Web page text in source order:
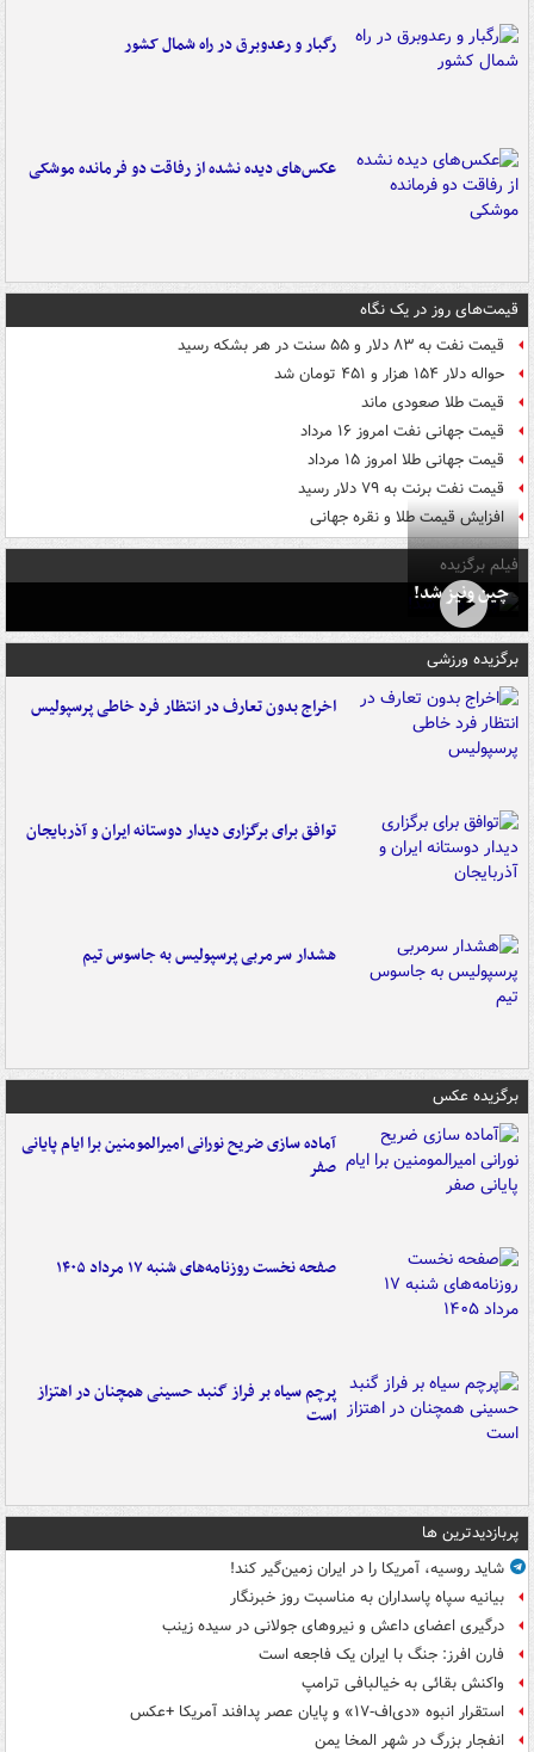
رگبار و رعدوبرق در راه شمال کشور
عکس‌های دیده نشده از رفاقت دو فرمانده‌ موشکی
قیمت‌های روز در یک نگاه
قیمت نفت به ۸۳ دلار و ۵۵ سنت در هر بشکه رسید
حواله دلار ۱۵۴ هزار و ۴۵۱ تومان شد
قیمت طلا صعودی ماند
قیمت جهانی نفت امروز ۱۶ مرداد
قیمت جهانی طلا امروز ۱۵ مرداد
قیمت نفت برنت به ۷۹ دلار رسید
افزایش قیمت طلا و نقره جهانی
فیلم برگزیده
چین ونیز شد!
برگزیده ورزشی
اخراج بدون تعارف در انتظار فرد خاطی پرسپولیس
توافق برای برگزاری دیدار دوستانه ایران و آذربایجان
هشدار سرمربی پرسپولیس به جاسوس تیم
برگزیده عکس
آماده سازی ضریح نورانی امیرالمومنین برا ایام پایانی
صفر
صفحه نخست روزنامه‌های شنبه ۱۷ مرداد ۱۴۰۵
پرچم سیاه بر فراز گنبد حسینی همچنان در اهتزاز
است
پربازدیدترین ها
شاید روسیه، آمریکا را در ایران زمین‌گیر کند!
بیانیه سپاه پاسداران به مناسبت روز خبرنگار
درگیری اعضای داعش و نیروهای جولانی در سیده زینب
فارن افرز: جنگ با ایران یک فاجعه است
واکنش بقائی به خیالبافی ترامپ
استقرار انبوه «دی‌اف‑۱۷» و پایان عصر پدافند آمریکا +عکس
انفجار بزرگ در شهر المخا یمن